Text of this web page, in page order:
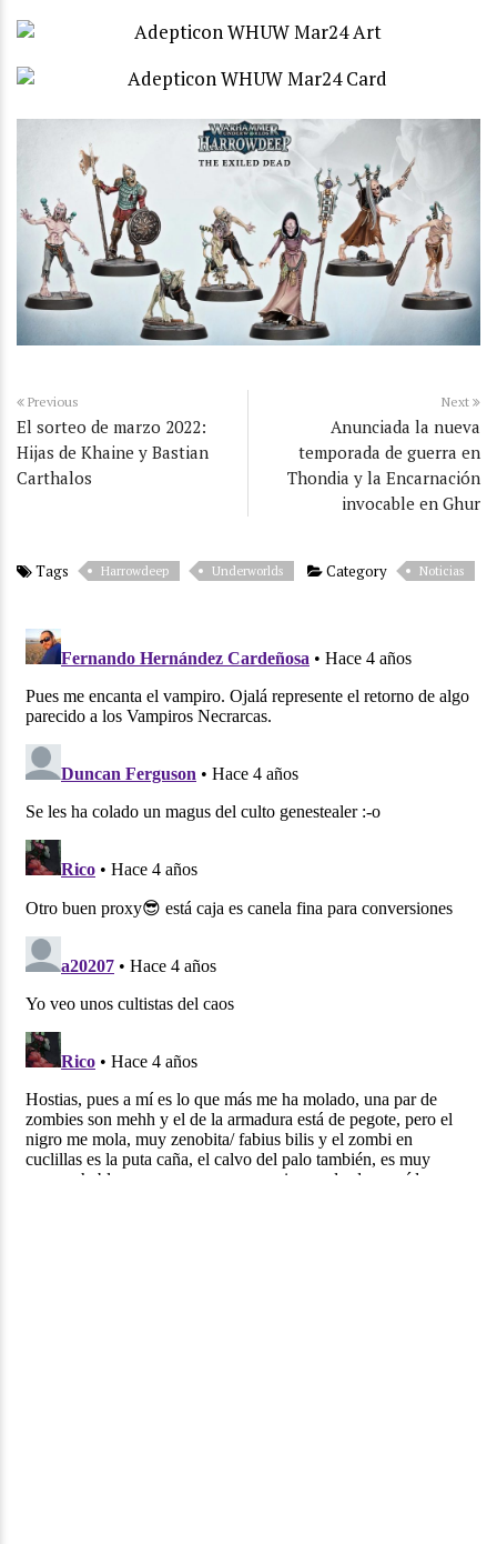
Previous
El sorteo de marzo 2022:
Hijas de Khaine y Bastian
Carthalos
Next
Anunciada la nueva
temporada de guerra en
Thondia y la Encarnación
invocable en Ghur
Tags Harrowdeep Underworlds Category Noticias